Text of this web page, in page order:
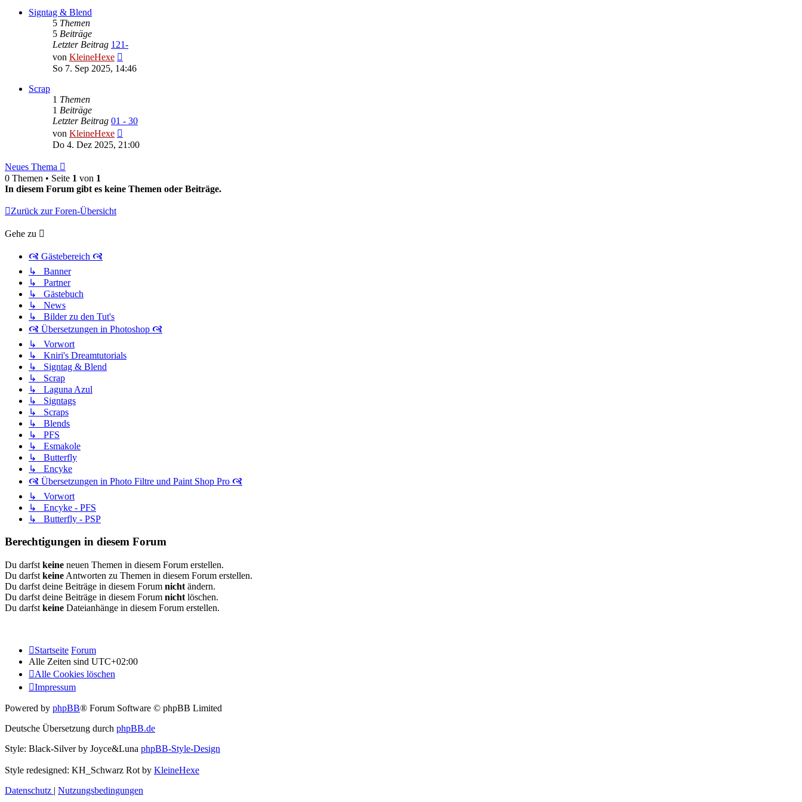
Signtag & Blend
5 Themen
5 Beiträge
Letzter Beitrag 121-
von KleineHexe
Beitrag
So 7. Sep 2025, 14:46
Scrap
1 Themen
1 Beiträge
Letzter Beitrag 01 - 30
von KleineHexe
Beitrag
Do 4. Dez 2025, 21:00
Neues Thema
0 Themen • Seite 1 von 1
In diesem Forum gibt es keine Themen oder Beiträge.
Zurück zur Foren-Übersicht
Gehe zu
🙧 Gästebereich 🙧
↳ Banner
↳ Partner
↳ Gästebuch
↳ News
↳ Bilder zu den Tut's
🙧 Übersetzungen in Photoshop 🙧
↳ Vorwort
↳ Kniri's Dreamtutorials
↳ Signtag & Blend
↳ Scrap
↳ Laguna Azul
↳ Signtags
↳ Scraps
↳ Blends
↳ PFS
↳ Esmakole
↳ Butterfly
↳ Encyke
🙧 Übersetzungen in Photo Filtre und Paint Shop Pro 🙧
↳ Vorwort
↳ Encyke - PFS
↳ Butterfly - PSP
Berechtigungen in diesem Forum
Du darfst keine neuen Themen in diesem Forum erstellen.
Du darfst keine Antworten zu Themen in diesem Forum erstellen.
Du darfst deine Beiträge in diesem Forum nicht ändern.
Du darfst deine Beiträge in diesem Forum nicht löschen.
Du darfst keine Dateianhänge in diesem Forum erstellen.
Startseite Forum
Alle Zeiten sind UTC+02:00
Alle Cookies löschen
Impressum
Powered by phpBB® Forum Software © phpBB Limited
Deutsche Übersetzung durch phpBB.de
Style: Black-Silver by Joyce&Luna phpBB-Style-Design
Style redesigned: KH_Schwarz Rot by KleineHexe
Datenschutz | Nutzungsbedingungen